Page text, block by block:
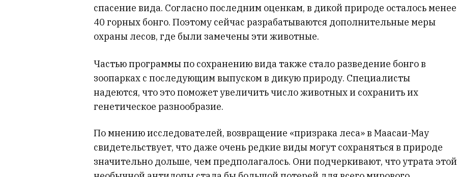
спасение вида. Согласно последним оценкам, в дикой природе осталось менее
40 горных бонго. Поэтому сейчас разрабатываются дополнительные меры
охраны лесов, где были замечены эти животные.
Частью программы по сохранению вида также стало разведение бонго в
зоопарках с последующим выпуском в дикую природу. Специалисты
надеются, что это поможет увеличить число животных и сохранить их
генетическое разнообразие.
По мнению исследователей, возвращение «призрака леса» в Маасаи-Мау
свидетельствует, что даже очень редкие виды могут сохраняться в природе
значительно дольше, чем предполагалось. Они подчеркивают, что утрата этой